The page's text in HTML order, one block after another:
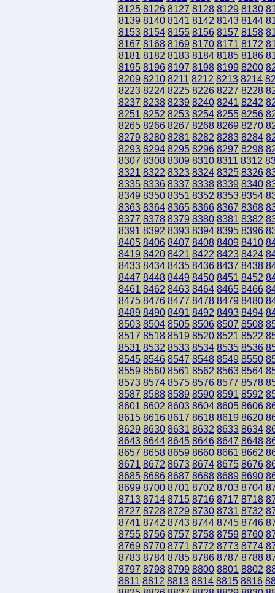
8125 8126 8127 8128 8129 8130
8139 8140 8141 8142 8143 8144
8153 8154 8155 8156 8157 8158
8167 8168 8169 8170 8171 8172
8181 8182 8183 8184 8185 8186
8195 8196 8197 8198 8199 8200
8209 8210 8211 8212 8213 8214
8223 8224 8225 8226 8227 8228
8237 8238 8239 8240 8241 8242
8251 8252 8253 8254 8255 8256
8265 8266 8267 8268 8269 8270
8279 8280 8281 8282 8283 8284
8293 8294 8295 8296 8297 8298
8307 8308 8309 8310 8311 8312
8321 8322 8323 8324 8325 8326
8335 8336 8337 8338 8339 8340
8349 8350 8351 8352 8353 8354
8363 8364 8365 8366 8367 8368
8377 8378 8379 8380 8381 8382
8391 8392 8393 8394 8395 8396
8405 8406 8407 8408 8409 8410
8419 8420 8421 8422 8423 8424
8433 8434 8435 8436 8437 8438
8447 8448 8449 8450 8451 8452
8461 8462 8463 8464 8465 8466
8475 8476 8477 8478 8479 8480
8489 8490 8491 8492 8493 8494
8503 8504 8505 8506 8507 8508
8517 8518 8519 8520 8521 8522
8531 8532 8533 8534 8535 8536
8545 8546 8547 8548 8549 8550
8559 8560 8561 8562 8563 8564
8573 8574 8575 8576 8577 8578
8587 8588 8589 8590 8591 8592
8601 8602 8603 8604 8605 8606
8615 8616 8617 8618 8619 8620
8629 8630 8631 8632 8633 8634
8643 8644 8645 8646 8647 8648
8657 8658 8659 8660 8661 8662
8671 8672 8673 8674 8675 8676
8685 8686 8687 8688 8689 8690
8699 8700 8701 8702 8703 8704
8713 8714 8715 8716 8717 8718
8727 8728 8729 8730 8731 8732
8741 8742 8743 8744 8745 8746
8755 8756 8757 8758 8759 8760
8769 8770 8771 8772 8773 8774
8783 8784 8785 8786 8787 8788
8797 8798 8799 8800 8801 8802
8811 8812 8813 8814 8815 8816